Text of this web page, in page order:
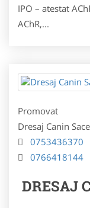
IPO – atestat
AChR,...
Promovat
Dresaj Canin
0753436370
0766418144
DRESAJ